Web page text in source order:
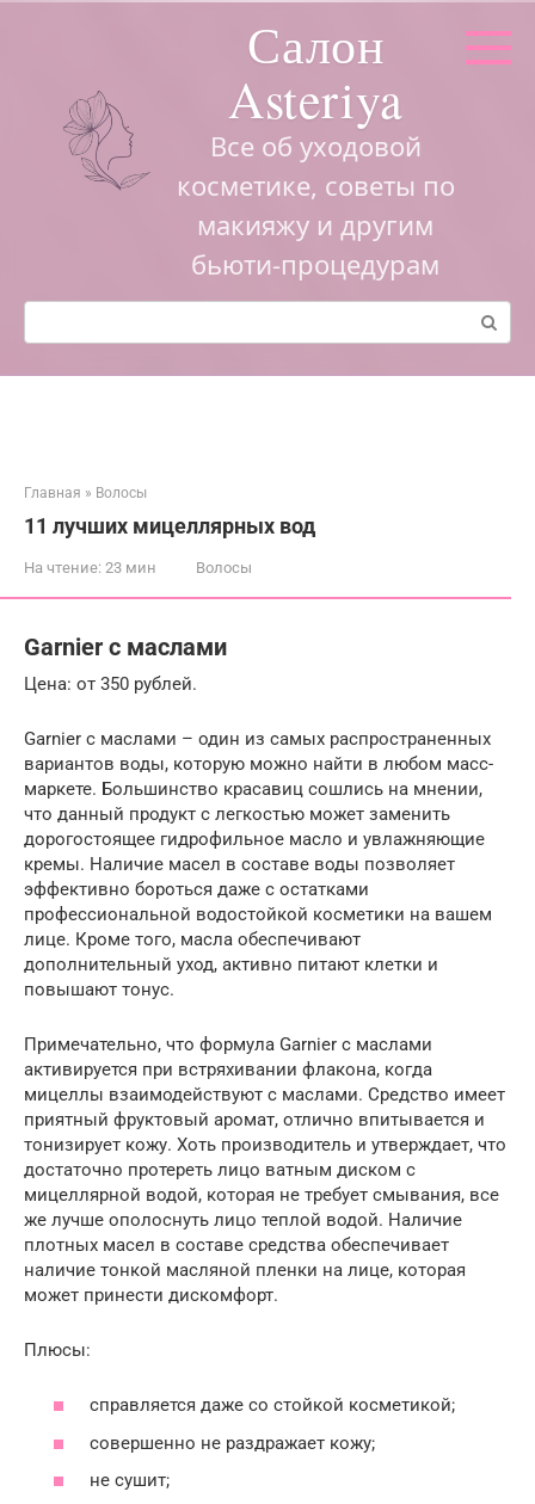
Салон
Asteriya
Все об уходовой
косметике, советы по
макияжу и другим
бьюти-процедурам
Поиск:
Главная » Волосы
11 лучших мицеллярных вод
На чтение: 23 мин Волосы
Garnier с маслами
Цена: от 350 рублей.
Garnier с маслами – один из самых распространенных
вариантов воды, которую можно найти в любом масс-
маркете. Большинство красавиц сошлись на мнении,
что данный продукт с легкостью может заменить
дорогостоящее гидрофильное масло и увлажняющие
кремы. Наличие масел в составе воды позволяет
эффективно бороться даже с остатками
профессиональной водостойкой косметики на вашем
лице. Кроме того, масла обеспечивают
дополнительный уход, активно питают клетки и
повышают тонус.
Примечательно, что формула Garnier с маслами
активируется при встряхивании флакона, когда
мицеллы взаимодействуют с маслами. Средство имеет
приятный фруктовый аромат, отлично впитывается и
тонизирует кожу. Хоть производитель и утверждает, что
достаточно протереть лицо ватным диском с
мицеллярной водой, которая не требует смывания, все
же лучше ополоснуть лицо теплой водой. Наличие
плотных масел в составе средства обеспечивает
наличие тонкой масляной пленки на лице, которая
может принести дискомфорт.
Плюсы:
справляется даже со стойкой косметикой;
совершенно не раздражает кожу;
не сушит;